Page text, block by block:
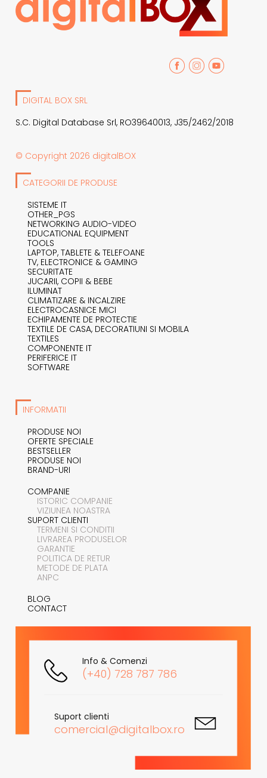
DIGITAL BOX SRL
S.C. Digital Database Srl, RO39640013, J35/2462/2018
© Copyright 2026 digitalBOX
CATEGORII DE PRODUSE
SISTEME IT
OTHER_PGS
NETWORKING AUDIO-VIDEO
EDUCATIONAL EQUIPMENT
TOOLS
LAPTOP, TABLETE & TELEFOANE
TV, ELECTRONICE & GAMING
SECURITATE
JUCARII, COPII & BEBE
ILUMINAT
CLIMATIZARE & INCALZIRE
ELECTROCASNICE MICI
ECHIPAMENTE DE PROTECTIE
TEXTILE DE CASA, DECORATIUNI SI MOBILA
TEXTILES
COMPONENTE IT
PERIFERICE IT
SOFTWARE
INFORMATII
PRODUSE NOI
OFERTE SPECIALE
BESTSELLER
PRODUSE NOI
BRAND-URI
COMPANIE
ISTORIC COMPANIE
VIZIUNEA NOASTRA
SUPORT CLIENTI
TERMENI SI CONDITII
LIVRAREA PRODUSELOR
GARANTIE
POLITICA DE RETUR
METODE DE PLATA
ANPC
BLOG
CONTACT
Info & Comenzi
(+40) 728 787 786
Suport clienti
comercial@digitalbox.ro